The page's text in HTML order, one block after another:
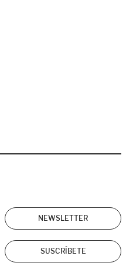
NEWSLETTER
SUSCRÍBETE